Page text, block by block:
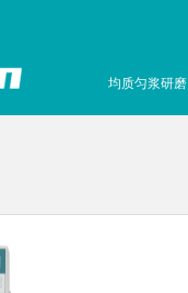
均质匀浆研磨